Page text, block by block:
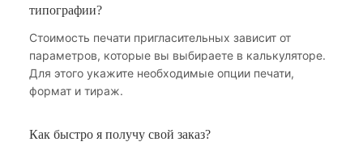
типографии?
Стоимость печати пригласительных зависит от
параметров, которые вы выбираете в калькуляторе.
Для этого укажите необходимые опции печати,
формат и тираж.
Как быстро я получу свой заказ?